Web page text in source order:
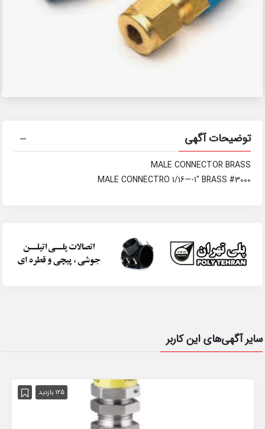
توضیحات آگهی
MALE CONNECTOR BRASS
MALE CONNECTRO 1/16—-1″ BRASS #3000
سایر آگهی‌های این کاربر
125 بازدید